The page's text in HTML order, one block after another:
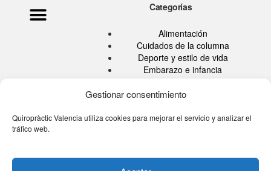
Gestionar consentimiento
Quiropràctic Valencia utiliza cookies para mejorar el servicio y analizar el
tráfico web.
Categorías
Alimentación
Cuidados de la columna
Deporte y estilo de vida
Embarazo e infancia
Quiropráctica
Sin categoría